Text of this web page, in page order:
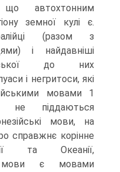
автохтонним
зем­ної кулі є.
(разом з
і най­давніші
до них
і негритоси, які
мовами 1
піддаються
мови, на
справжнє корінне
та Океанії,
мови є мовами